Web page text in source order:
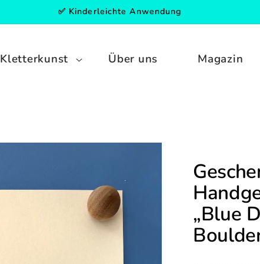
✅ Kinderleichte Anwendung
Kletterkunst Über uns Magazin
„Blue